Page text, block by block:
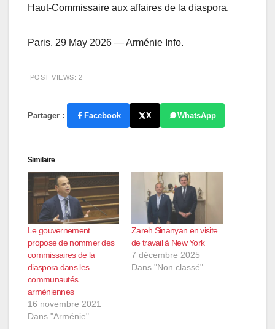
Haut-Commissaire aux affaires de la diaspora.
Paris, 29 May 2026 — Arménie Info.
POST VIEWS: 2
Partager : Facebook X WhatsApp
Similaire
Le gouvernement
propose de nommer des
commissaires de la
diaspora dans les
communautés
arméniennes
16 novembre 2021
Dans "Arménie"
Zareh Sinanyan en visite
de travail à New York
7 décembre 2025
Dans "Non classé"